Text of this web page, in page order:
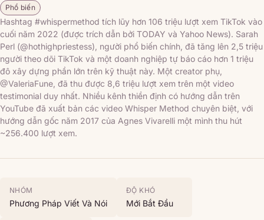
Phổ biến
Hashtag #whispermethod tích lũy hơn 106 triệu lượt xem TikTok vào
cuối năm 2022 (được trích dẫn bởi TODAY và Yahoo News). Sarah
Perl (@hothighpriestess), người phổ biến chính, đã tăng lên 2,5 triệu
người theo dõi TikTok và một doanh nghiệp tự báo cáo hơn 1 triệu
đô xây dựng phần lớn trên kỹ thuật này. Một creator phụ,
@ValeriaFune, đã thu được 8,6 triệu lượt xem trên một video
testimonial duy nhất. Nhiều kênh thiền định có hướng dẫn trên
YouTube đã xuất bản các video Whisper Method chuyên biệt, với
hướng dẫn gốc năm 2017 của Agnes Vivarelli một mình thu hút
~256.400 lượt xem.
NHÓM
Phương Pháp Viết Và Nói
ĐỘ KHÓ
Mới Bắt Đầu